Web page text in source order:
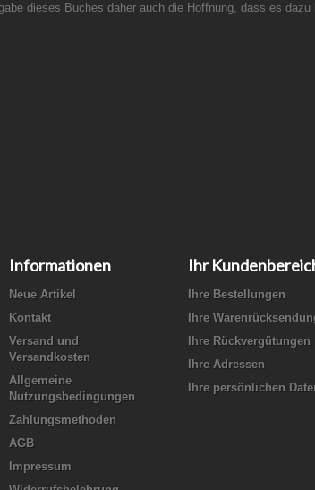
dieses Buches daher auch die Hoffnung, dass es
Informationen
Neue Artikel
Kontakt
Versand und
Versandkosten
Allgemeine
Nutzungsbedingungen
Zahlungsmethoden
AGB
Impressum
Ihr
Ihre Bestellungen
Ihre
Ihre Rückvergütungen
Ihre Adressen
Ihre persönlichen